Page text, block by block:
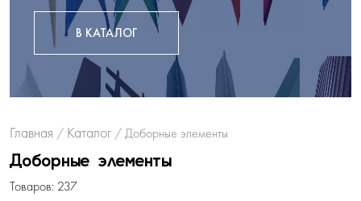
В КАТАЛОГ
Главная / Каталог /Доборные элементы
Доборные элементы
Товаров: 237